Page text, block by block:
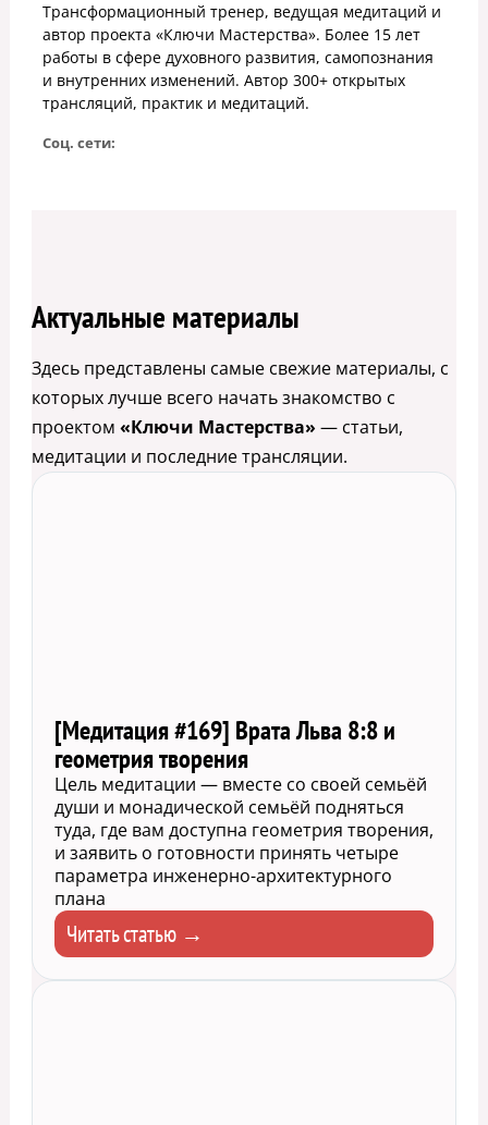
Трансформационный тренер, ведущая медитаций и
автор проекта «Ключи Мастерства». Более 15 лет
работы в сфере духовного развития, самопознания
и внутренних изменений. Автор 300+ открытых
трансляций, практик и медитаций.
Соц. сети:
Актуальные материалы
Здесь представлены самые свежие материалы, с
которых лучше всего начать знакомство с
проектом «Ключи Мастерства» — статьи,
медитации и последние трансляции.
[Медитация #169] Врата Льва 8:8 и
геометрия творения
Цель медитации — вместе со своей семьёй
души и монадической семьёй подняться
туда, где вам доступна геометрия творения,
и заявить о готовности принять четыре
параметра инженерно-архитектурного
плана
Читать статью →